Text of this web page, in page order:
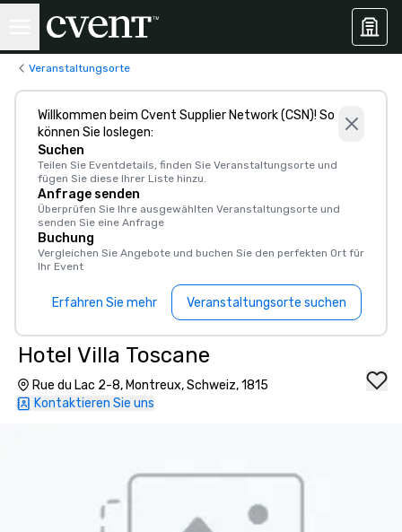
Veranstaltungsorte
Willkommen beim Cvent Supplier Network (CSN)! So
können Sie loslegen:
Suchen
Teilen Sie Eventdetails, finden Sie Veranstaltungsorte und
fügen Sie diese Ihrer Liste hinzu.
Anfrage senden
Überprüfen Sie Ihre ausgewählten Veranstaltungsorte und
senden Sie eine Anfrage
Buchung
Vergleichen Sie Angebote und buchen Sie den perfekten Ort für
Ihr Event
Erfahren Sie mehr Veranstaltungsorte suchen
Hotel Villa Toscane
Rue du Lac 2-8, Montreux, Schweiz, 1815
Kontaktieren Sie uns